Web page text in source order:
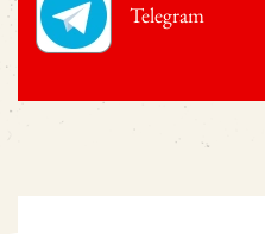
Telegram